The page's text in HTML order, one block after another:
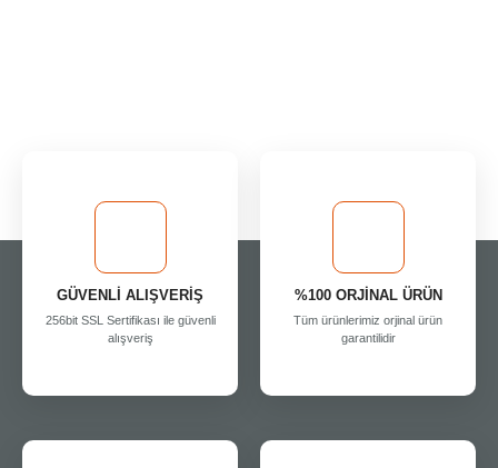
GÜVENLİ ALIŞVERİŞ
256bit SSL Sertifikası ile güvenli
alışveriş
%100 ORJİNAL ÜRÜN
Tüm ürünlerimiz orjinal ürün
garantilidir